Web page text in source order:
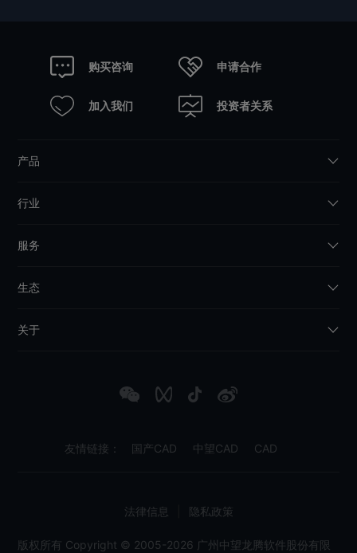
购买咨询 申请合作
加入我们 投资者关系
产品
行业
服务
生态
关于
友情链接： 国产CAD 中望CAD CAD
版权所有 Copyright © 2005-2026 广州中望龙腾软件股份有限
法律信息 隐私政策